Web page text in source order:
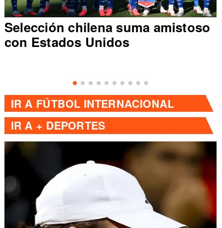
Selección chilena suma amistoso
con Estados Unidos
IR A FÚTBOL INTERNACIONAL
IR A + DEPORTES